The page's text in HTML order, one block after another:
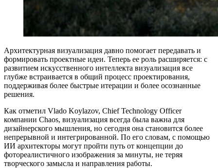
Архитектурная визуализация давно помогает передавать и
формировать проектные идеи. Теперь ее роль расширяется: с
развитием искусственного интеллекта визуализация все
глубже встраивается в общий процесс проектирования,
поддерживая более быстрые итерации и более осознанные
решения.
Как отметил Vlado Koylazov, Chief Technology Officer
компании Chaos, визуализация всегда была важна для
дизайнерского мышления, но сегодня она становится более
непрерывной и интегрированной. По его словам, с помощью
ИИ архитекторы могут пройти путь от концепции до
фотореалистичного изображения за минуты, не теряя
творческого замысла и направления работы.